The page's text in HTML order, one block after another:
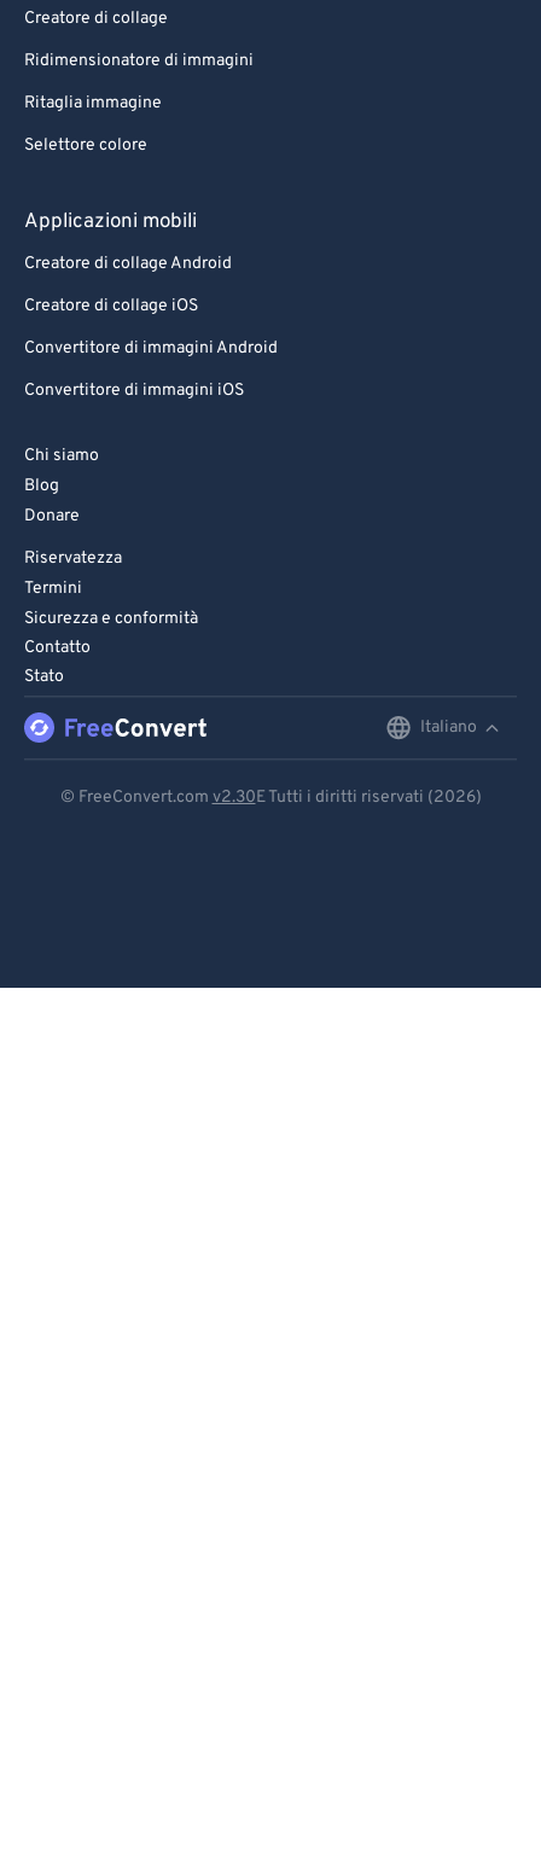
Creatore di collage
Ridimensionatore di immagini
Ritaglia immagine
Selettore colore
Applicazioni mobili
Creatore di collage Android
Creatore di collage iOS
Convertitore di immagini Android
Convertitore di immagini iOS
Chi siamo
Blog
Donare
Riservatezza
Termini
Sicurezza e conformità
Contatto
Stato
Italiano
© FreeConvert.com v2.30E Tutti i diritti riservati (2026)